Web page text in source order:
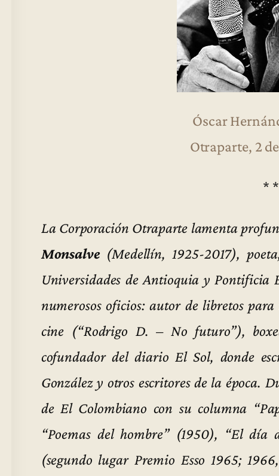
Óscar
Otraparte, 2
*
La Corporación Otraparte lamenta
Monsalve(Medellín, 1925-2017),
Universidades de Antioquia y Pontificia
numerosos oficios: autor de libretos
cine (“Rodrigo D. – No futuro”),
cofundador del diario El Sol, donde
González y otros escritores de la época.
de El Colombiano con su columna
“Poemas del hombre” (1950), “El
(segundo lugar Premio Esso 1965;